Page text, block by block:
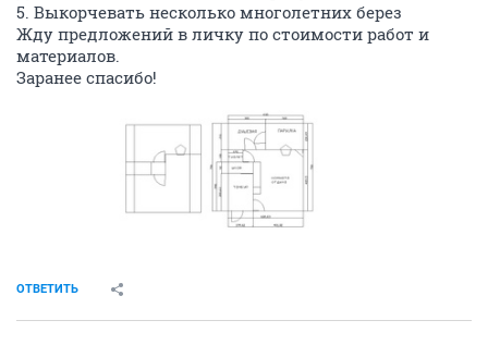
5. Выкорчевать несколько многолетних берез
Жду предложений в личку по стоимости работ и
материалов.
Заранее спасибо!
ОТВЕТИТЬ